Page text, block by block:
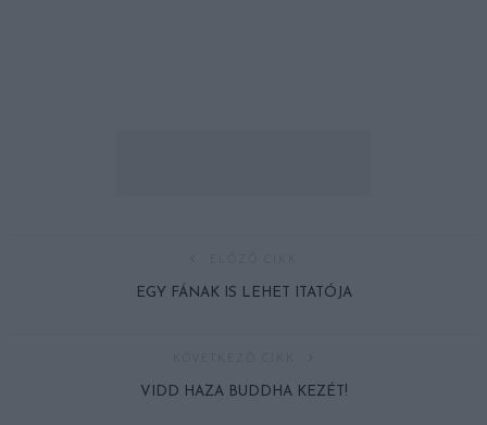
EGY FÁNAK IS LEHET ITATÓJA
VIDD HAZA BUDDHA KEZÉT!